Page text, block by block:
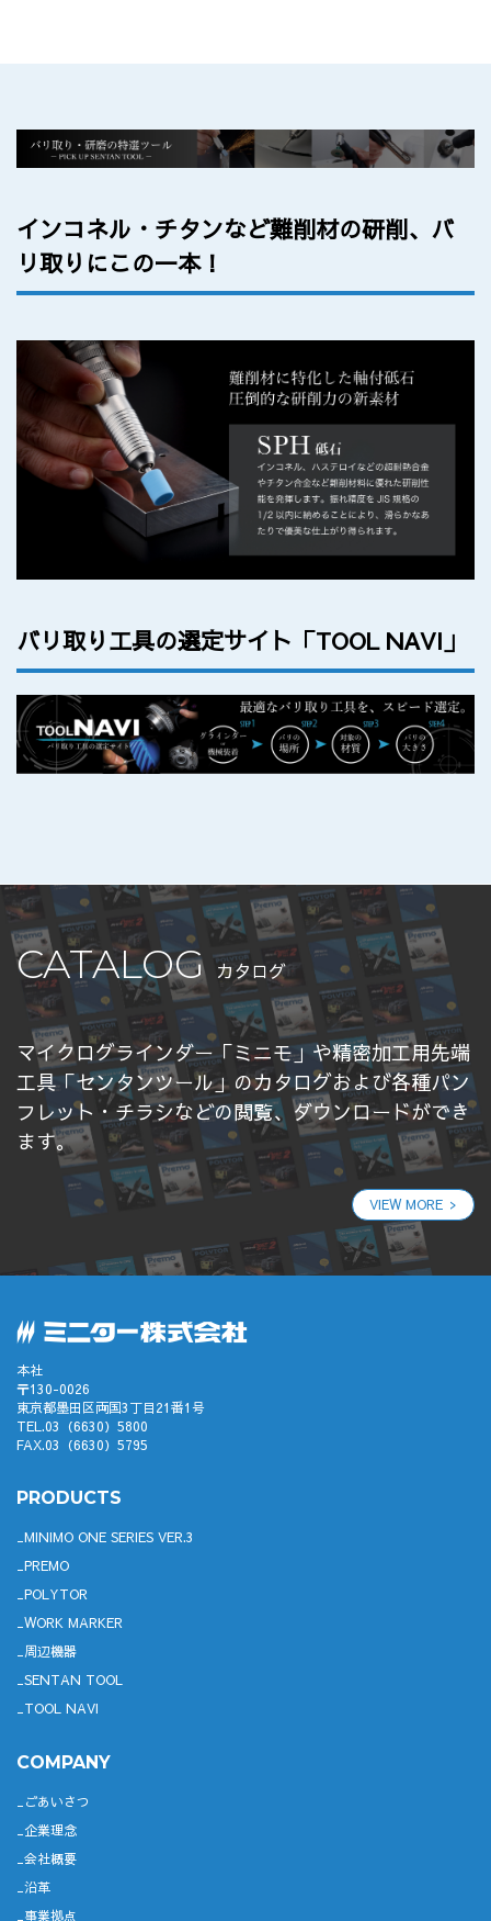
インコネル・チタンなど難削材の研削、バ
リ取りにこの一本！
バリ取り工具の選定サイト「TOOL NAVI」
CATALOG カタログ
マイクログラインダー「ミニモ」や精密加工用先端
工具「センタンツール」のカタログおよび各種パン
フレット・チラシなどの閲覧、ダウンロードができ
ます。
VIEW MORE
本社
〒130-0026
東京都墨田区両国3丁目21番1号
TEL.03（6630）5800
FAX.03（6630）5795
PRODUCTS
MINIMO ONE SERIES VER.3
PREMO
POLYTOR
WORK MARKER
周辺機器
SENTAN TOOL
TOOL NAVI
COMPANY
ごあいさつ
企業理念
会社概要
沿革
事業拠点